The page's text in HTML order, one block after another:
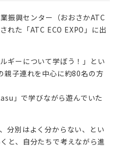
振興センター（おおさかATC
れた「ATC ECO EXPO」に出
ギーについて学ぼう！」とい
親子連れを中心に約80名の方
」で学びながら遊んでいた
分別はよく分からない、とい
と、自分たちで考えながら進